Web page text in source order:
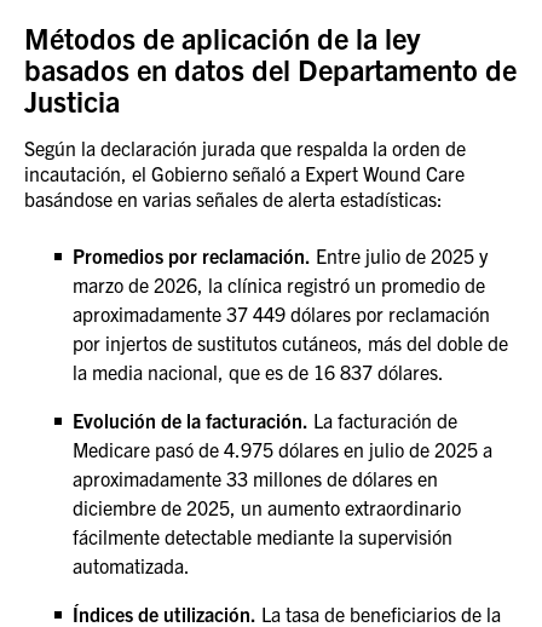
Métodos de aplicación de la ley
basados en datos del Departamento de
Justicia
Según la declaración jurada que respalda la orden de
incautación, el Gobierno señaló a Expert Wound Care
basándose en varias señales de alerta estadísticas:
Promedios por reclamación. Entre julio de 2025 y
marzo de 2026, la clínica registró un promedio de
aproximadamente 37 449 dólares por reclamación
por injertos de sustitutos cutáneos, más del doble de
la media nacional, que es de 16 837 dólares.
Evolución de la facturación. La facturación de
Medicare pasó de 4.975 dólares en julio de 2025 a
aproximadamente 33 millones de dólares en
diciembre de 2025, un aumento extraordinario
fácilmente detectable mediante la supervisión
automatizada.
Índices de utilización. La tasa de beneficiarios de la